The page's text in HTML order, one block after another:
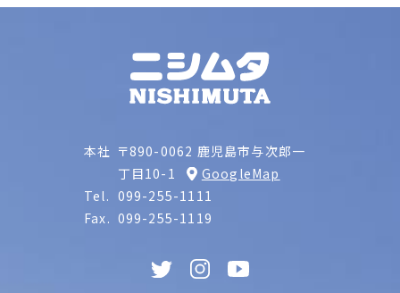
本社 〒890-0062 鹿児島市与次郎一
丁目10-1
GoogleMap
Tel. 099-255-1111
Fax. 099-255-1119